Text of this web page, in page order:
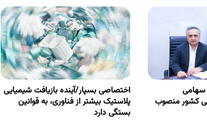
سهامی
کشور منصوب
اختصاصی بسپار/آینده بازیافت شیمیایی
پلاستیک بیشتر از فناوری، به قوانین
بستگی دارد